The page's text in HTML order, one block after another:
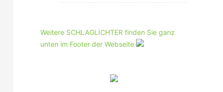
Weitere SCHLAGLICHTER finden Sie ganz
unten im Footer der Webseite